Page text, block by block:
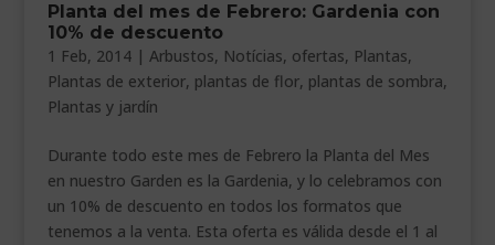
Planta del mes de Febrero: Gardenia con
10% de descuento
1 Feb, 2014| Arbustos, Notícias, ofertas, Plantas,
Plantas de exterior, plantas de flor, plantas de sombra,
Plantas y jardín
Durante todo este mes de Febrero la Planta del Mes
en nuestro Garden es la Gardenia, y lo celebramos con
un 10% de descuento en todos los formatos que
tenemos a la venta. Esta oferta es válida desde el 1 al